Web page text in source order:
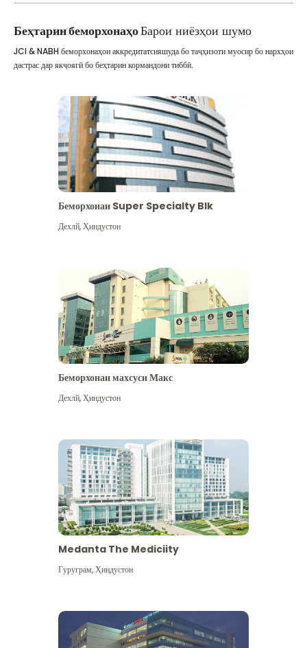
Беҳтарин беморхонаҳоБарои ниёзҳои шумо
JCI & NABH беморхонаҳои аккредитатсияшуда бо таҷҳизоти муосир бо нархҳои
дастрас дар якҷоягӣ бо беҳтарин кормандони тиббӣ.
Беморхонаи Super Specialty Blk
Дехлй,Ҳиндустон
Беморхонаи махсуси Макс
Дехлй,Ҳиндустон
Medanta The Mediciity
Гуруграм,Ҳиндустон